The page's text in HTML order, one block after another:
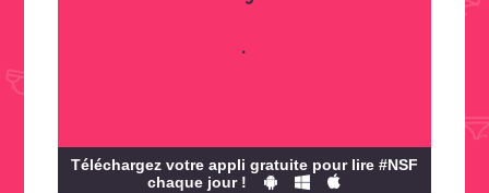
.
Téléchargez votre appli gratuite pour lire #NSF
chaque jour !